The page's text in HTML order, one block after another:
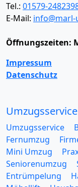
Tel.: 01579-
E-Mail:
Öffnungszeiten:
Impressum
Datenschutz
Umzugsservice
Umzugsservice
Fernumzug
Mini Umzug
Seniorenumzug
Entrümpelung